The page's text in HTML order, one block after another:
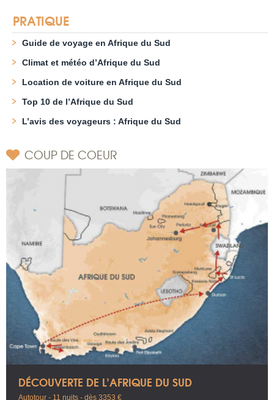
PRATIQUE
Guide de voyage en Afrique du Sud
Climat et météo d’Afrique du Sud
Location de voiture en Afrique du Sud
Top 10 de l’Afrique du Sud
L’avis des voyageurs : Afrique du Sud
COUP DE COEUR
DÉCOUVERTE DE L’AFRIQUE DU SUD
Autotour - 11 nuits - dès 3353 €